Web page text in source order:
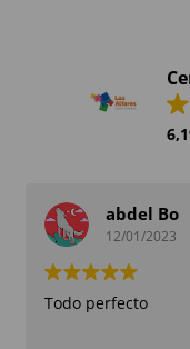
abdel Bo
12/01/2023
Todo perfecto